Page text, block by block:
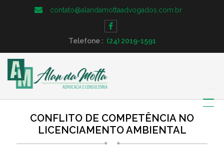
contato@alandamottaadvogados.com.br
Telefone : (24) 2019-1591
CONFLITO DE COMPETÊNCIA NO
LICENCIAMENTO AMBIENTAL